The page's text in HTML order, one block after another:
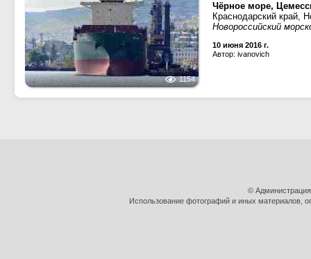
1154
Чёрное море,
Краснодарский край,
Новороссийский
10 июня 2016 г.
Автор: ivanovich
©
Использование фотографий и иных материалов,